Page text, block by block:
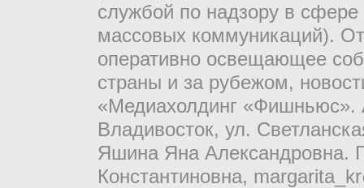
службой по надзору в
массовых коммуникаций).
оперативно освещающее
страны и за рубежом,
«Медиахолдинг «Фишньюс».
Владивосток, ул.
Яшина Яна Александровна.
Константиновна,